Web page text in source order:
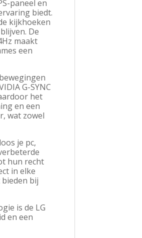
paneel en
biedt.
kijkhoeken
De
maakt
een
G-SYNC
het
en een
wat zowel
je pc,
hun recht
in elke
bij
is de LG
en een